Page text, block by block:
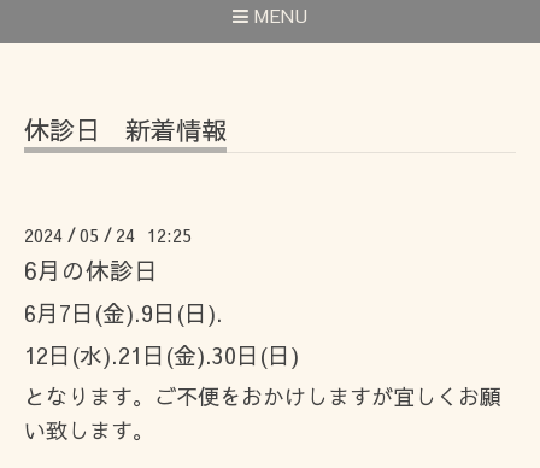
MENU
休診日 新着情報
2024 /05 / 24 12:25
6月の休診日
6月7日(金).9日(日).
12日(水).21日(金).30日(日)
となります。ご不便をおかけしますが宜しくお願
い致します。